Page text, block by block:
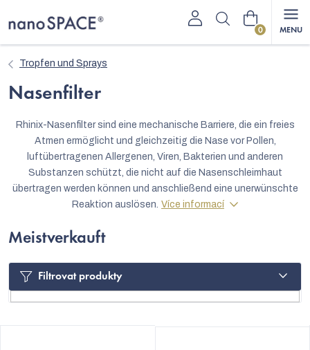
Inhalt
Warenkorb
Tropfen und Sprays
Nasenfilter
Rhinix-Nasenfilter sind eine mechanische Barriere, die ein freies
Atmen ermöglicht und gleichzeitig die Nase vor Pollen,
luftübertragenen Allergenen, Viren, Bakterien und anderen
Substanzen schützt, die nicht auf die Nasenschleimhaut
übertragen werden können und anschließend eine unerwünschte
Reaktion auslösen. Více informací
Meistverkauft
Filtrovat produkty